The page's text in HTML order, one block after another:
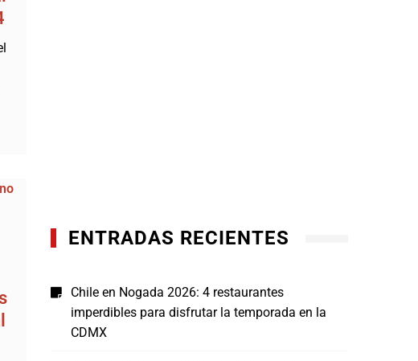
ENTRADAS RECIENTES
Chile en Nogada 2026: 4 restaurantes
imperdibles para disfrutar la temporada en la
CDMX